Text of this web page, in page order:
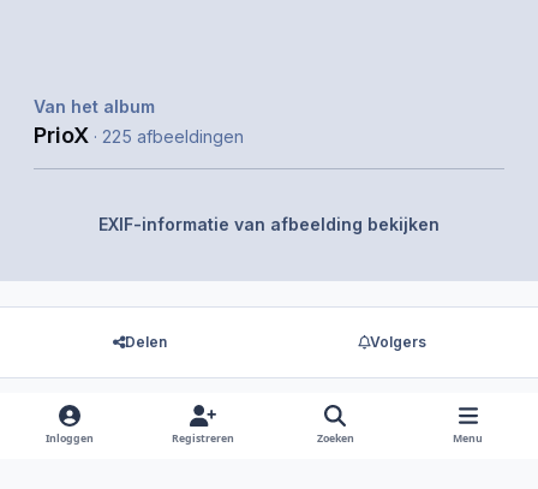
Van het album
PrioX · 225 afbeeldingen
EXIF-informatie van afbeelding bekijken
Delen Volgers
Er zijn geen reacties om weer te geven.
Inloggen Registreren Zoeken Menu